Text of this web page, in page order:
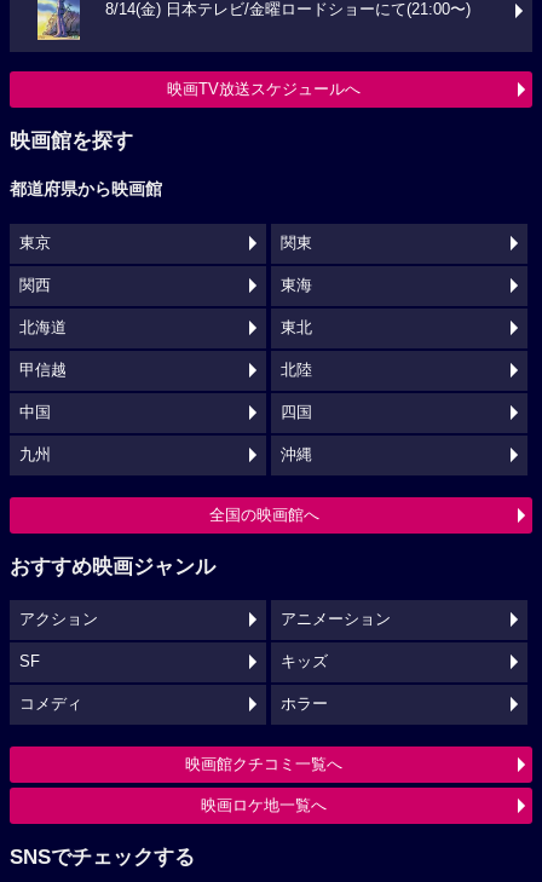
8/14(金) 日本テレビ/金曜ロードショーにて(21:00〜)
映画TV放送スケジュールへ
映画館を探す
都道府県から映画館
東京 関東
関西 東海
北海道 東北
甲信越 北陸
中国 四国
九州 沖縄
全国の映画館へ
おすすめ映画ジャンル
アクション アニメーション
SF キッズ
コメディ ホラー
映画館クチコミ一覧へ
映画ロケ地一覧へ
SNSでチェックする